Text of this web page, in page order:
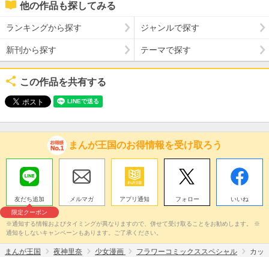
他の作品も探してみる
ランキングから探す ジャンルで探す
新刊から探す テーマで探す
この作品を共有する
まんが王国のお得情報を受け取ろう
友だち追加
限定クーポン
メルマガ アプリ通知 フォロー いいね
※通知する情報およびタイミングが異なりますので、併せて受け取ることをお勧めします。 ※
通知をしないキャンペーンもあります。ご了承ください。
まんが王国 夜神里奈 少女漫画 フラワーコミックススペシャル
カッ